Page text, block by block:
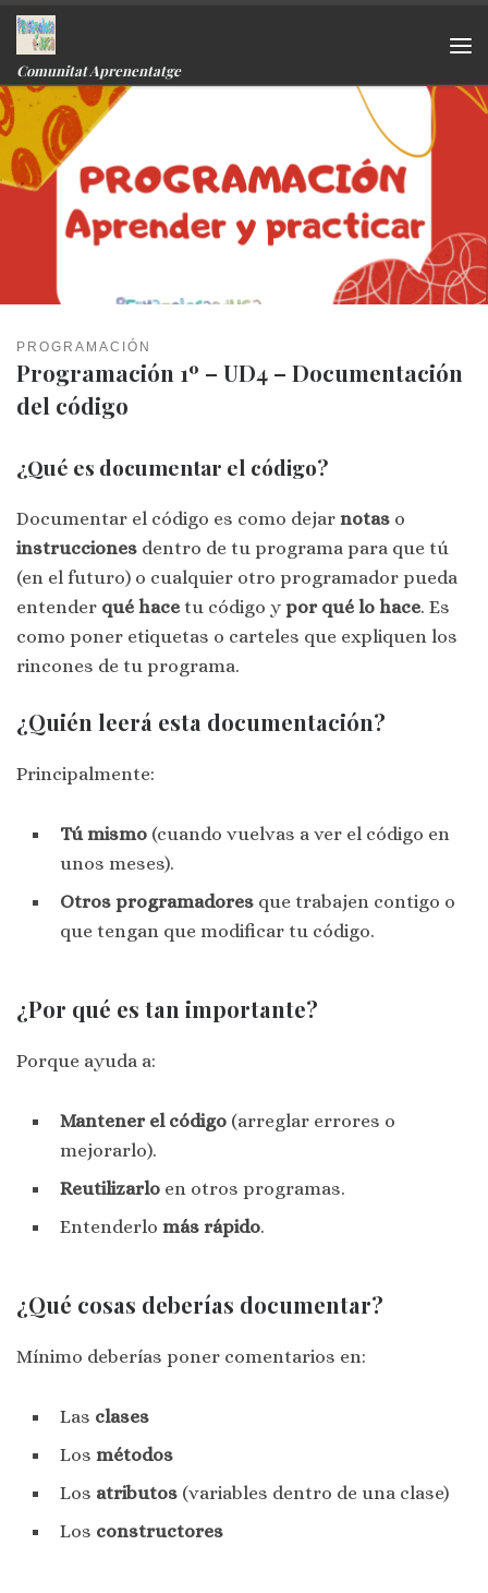
Skip to content
Comunitat Aprenentatge
PROGRAMACIÓN
Programación 1º – UD4 – Documentación
del código
¿Qué es documentar el código?
Documentar el código es como dejar notas o
instrucciones dentro de tu programa para que tú
(en el futuro) o cualquier otro programador pueda
entender qué hace tu código y por qué lo hace. Es
como poner etiquetas o carteles que expliquen los
rincones de tu programa.
¿Quién leerá esta documentación?
Principalmente:
Tú mismo (cuando vuelvas a ver el código en
unos meses).
Otros programadores que trabajen contigo o
que tengan que modificar tu código.
¿Por qué es tan importante?
Porque ayuda a:
Mantener el código (arreglar errores o
mejorarlo).
Reutilizarlo en otros programas.
Entenderlo más rápido.
¿Qué cosas deberías documentar?
Mínimo deberías poner comentarios en:
Las clases
Los métodos
Los atributos (variables dentro de una clase)
Los constructores